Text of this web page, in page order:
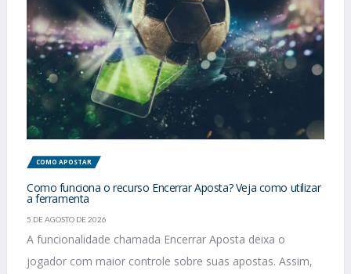
COMO APOSTAR
Como funciona o recurso Encerrar Aposta? Veja como utilizar
a ferramenta
5 DE AGOSTO DE 2026
A funcionalidade chamada Encerrar Aposta deixa o
jogador com maior controle sobre suas apostas. Assim,